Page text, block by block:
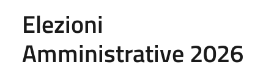
Elezioni
Amministrative 2026